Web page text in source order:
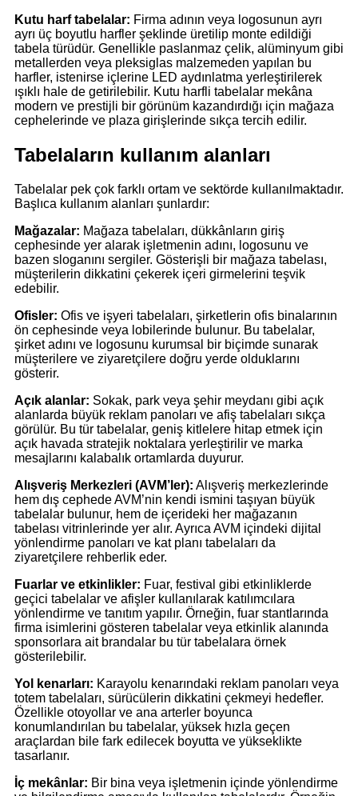
Kutu harf tabelalar: Firma adının veya logosunun ayrı
ayrı üç boyutlu harfler şeklinde üretilip monte edildiği
tabela türüdür. Genellikle paslanmaz çelik, alüminyum gibi
metallerden veya pleksiglas malzemeden yapılan bu
harfler, istenirse içlerine LED aydınlatma yerleştirilerek
ışıklı hale de getirilebilir. Kutu harfli tabelalar mekâna
modern ve prestijli bir görünüm kazandırdığı için mağaza
cephelerinde ve plaza girişlerinde sıkça tercih edilir.
Tabelaların kullanım alanları
Tabelalar pek çok farklı ortam ve sektörde kullanılmaktadır.
Başlıca kullanım alanları şunlardır:
Mağazalar: Mağaza tabelaları, dükkânların giriş
cephesinde yer alarak işletmenin adını, logosunu ve
bazen sloganını sergiler. Gösterişli bir mağaza tabelası,
müşterilerin dikkatini çekerek içeri girmelerini teşvik
edebilir.
Ofisler: Ofis ve işyeri tabelaları, şirketlerin ofis binalarının
ön cephesinde veya lobilerinde bulunur. Bu tabelalar,
şirket adını ve logosunu kurumsal bir biçimde sunarak
müşterilere ve ziyaretçilere doğru yerde olduklarını
gösterir.
Açık alanlar: Sokak, park veya şehir meydanı gibi açık
alanlarda büyük reklam panoları ve afiş tabelaları sıkça
görülür. Bu tür tabelalar, geniş kitlelere hitap etmek için
açık havada stratejik noktalara yerleştirilir ve marka
mesajlarını kalabalık ortamlarda duyurur.
Alışveriş Merkezleri (AVM’ler): Alışveriş merkezlerinde
hem dış cephede AVM’nin kendi ismini taşıyan büyük
tabelalar bulunur, hem de içerideki her mağazanın
tabelası vitrinlerinde yer alır. Ayrıca AVM içindeki dijital
yönlendirme panoları ve kat planı tabelaları da
ziyaretçilere rehberlik eder.
Fuarlar ve etkinlikler: Fuar, festival gibi etkinliklerde
geçici tabelalar ve afişler kullanılarak katılımcılara
yönlendirme ve tanıtım yapılır. Örneğin, fuar stantlarında
firma isimlerini gösteren tabelalar veya etkinlik alanında
sponsorlara ait brandalar bu tür tabelalara örnek
gösterilebilir.
Yol kenarları: Karayolu kenarındaki reklam panoları veya
totem tabelaları, sürücülerin dikkatini çekmeyi hedefler.
Özellikle otoyollar ve ana arterler boyunca
konumlandırılan bu tabelalar, yüksek hızla geçen
araçlardan bile fark edilecek boyutta ve yükseklikte
tasarlanır.
İç mekânlar: Bir bina veya işletmenin içinde yönlendirme